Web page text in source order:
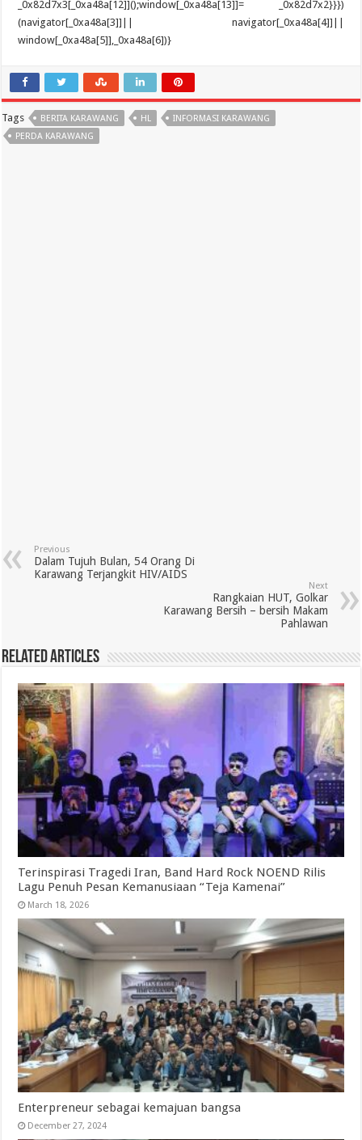
Tags BERITA KARAWANG HL
INFORMASI KARAWANG
PERDA KARAWANG
Previous
Dalam Tujuh Bulan, 54 Orang Di
Karawang Terjangkit HIV/AIDS
Next
Rangkaian HUT, Golkar
Karawang Bersih – bersih Makam
Pahlawan
Related Articles
Terinspirasi Tragedi Iran, Band Hard Rock NOEND Rilis
Lagu Penuh Pesan Kemanusiaan “Teja Kamenai”
March 18, 2026
Enterpreneur sebagai kemajuan bangsa
December 27, 2024